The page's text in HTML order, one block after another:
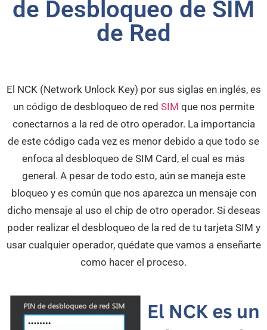
de Desbloqueo de SIM
de Red
El NCK (Network Unlock Key) por sus siglas en inglés, es
un código de desbloqueo de red SIM que nos permite
conectarnos a la red de otro operador. La importancia
de este código cada vez es menor debido a que todo se
enfoca al desbloqueo de SIM Card, el cual es más
general. A pesar de todo esto, aún se maneja este
bloqueo y es común que nos aparezca un mensaje con
dicho mensaje al uso el chip de otro operador. Si deseas
poder realizar el desbloqueo de la red de tu tarjeta SIM y
usar cualquier operador, quédate que vamos a enseñarte
como hacer el proceso.